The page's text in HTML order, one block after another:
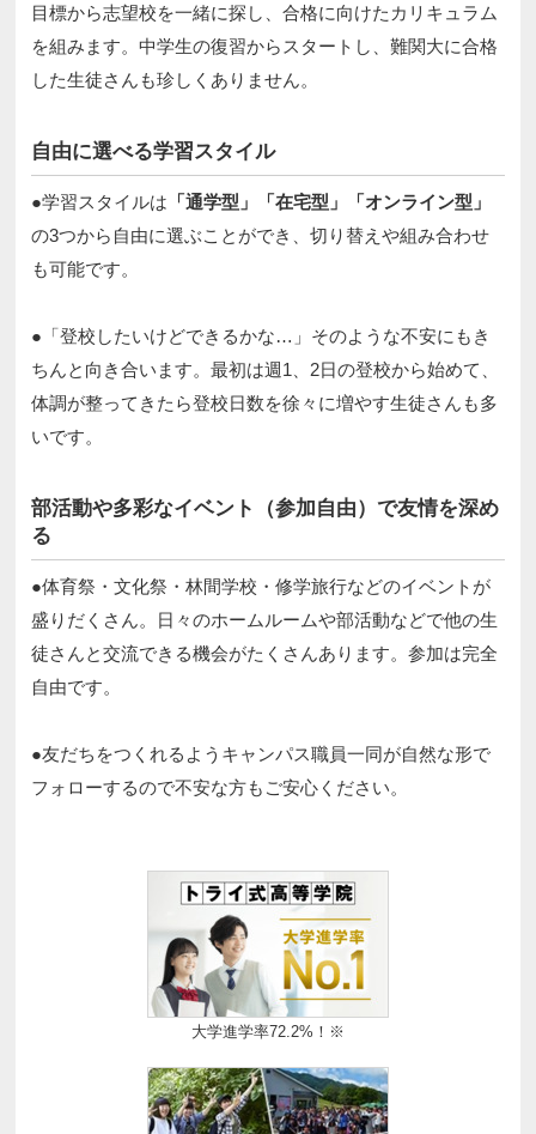
目標から志望校を一緒に探し、合格に向けたカリキュラム
を組みます。中学生の復習からスタートし、難関大に合格
した生徒さんも珍しくありません。​
自由に選べる学習スタイル​
●学習スタイルは 「通学型」「在宅型」「オンライン型」
の3つから自由に選ぶことができ、切り替えや組み合わせ
も可能です。​​
●「登校したいけどできるかな…」そのような不安にもき
ちんと向き合います。最初は週1、2日の登校から始めて、
体調が整ってきたら登校日数を徐々に増やす生徒さんも多
いです。​
部活動や多彩なイベント（参加自由）で友情を深め
る
●体育祭・文化祭・林間学校・修学旅行などのイベントが
盛りだくさん。日々のホームルームや部活動などで他の生
徒さんと交流できる機会がたくさんあります。参加は完全
自由です。​​
●友だちをつくれるようキャンパス職員一同が自然な形で
フォローするので不安な方もご安心ください。 ​
大学進学率72.2%！※